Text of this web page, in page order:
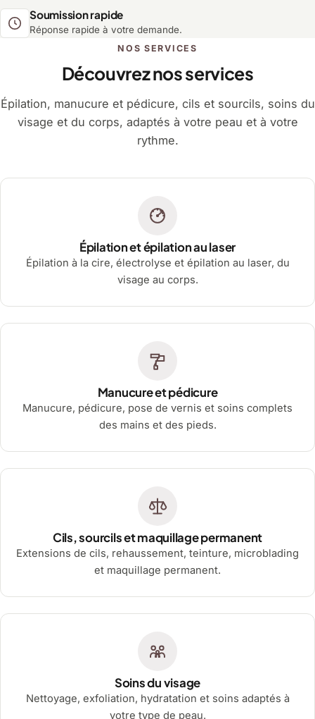
Soumission rapide
Réponse rapide à votre demande.
NOS SERVICES
Découvrez nos services
Épilation, manucure et pédicure, cils et sourcils, soins du
visage et du corps, adaptés à votre peau et à votre
rythme.
Épilation et épilation au laser
Épilation à la cire, électrolyse et épilation au laser, du
visage au corps.
Manucure et pédicure
Manucure, pédicure, pose de vernis et soins complets
des mains et des pieds.
Cils, sourcils et maquillage permanent
Extensions de cils, rehaussement, teinture, microblading
et maquillage permanent.
Soins du visage
Nettoyage, exfoliation, hydratation et soins adaptés à
votre type de peau.